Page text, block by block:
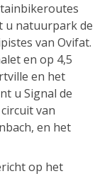
u natuurpark de
van Ovifat.
en op 4,5
en het
u Signal de
van
en het
op het